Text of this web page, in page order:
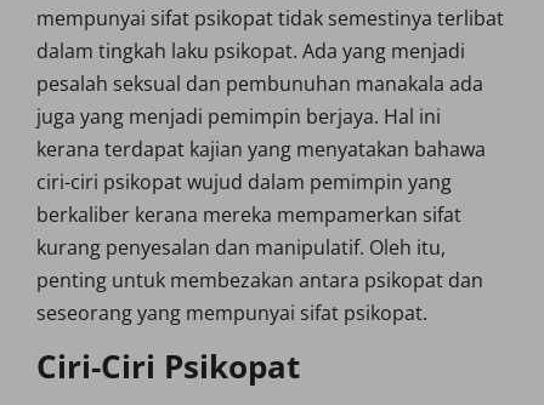
mempunyai sifat psikopat tidak semestinya terlibat
dalam tingkah laku psikopat. Ada yang menjadi
pesalah seksual dan pembunuhan manakala ada
juga yang menjadi pemimpin berjaya. Hal ini
kerana terdapat kajian yang menyatakan bahawa
ciri-ciri psikopat wujud dalam pemimpin yang
berkaliber kerana mereka mempamerkan sifat
kurang penyesalan dan manipulatif. Oleh itu,
penting untuk membezakan antara psikopat dan
seseorang yang mempunyai sifat psikopat.
Ciri-Ciri Psikopat